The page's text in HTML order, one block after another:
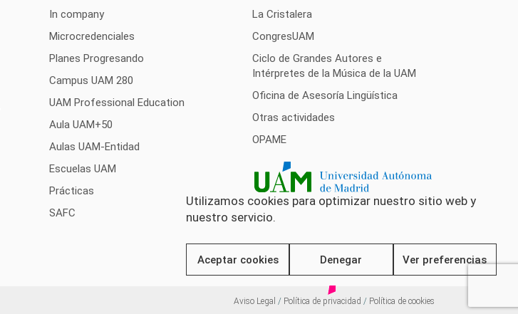
Utilizamos cookies para optimizar nuestro sitio web y
nuestro servicio.
Aceptar cookies Denegar Ver preferencias
In company
Microcredenciales
Planes Progresando
Campus UAM 280
UAM Professional Education
Aula UAM+50
Aulas UAM-Entidad
Escuelas UAM
Prácticas
SAFC
La Cristalera
CongresUAM
Ciclo de Grandes Autores e
Intérpretes de la Música de la UAM
Oficina de Asesoría Lingüística
Otras actividades
OPAME
Aviso Legal / Política de privacidad / Política de cookies